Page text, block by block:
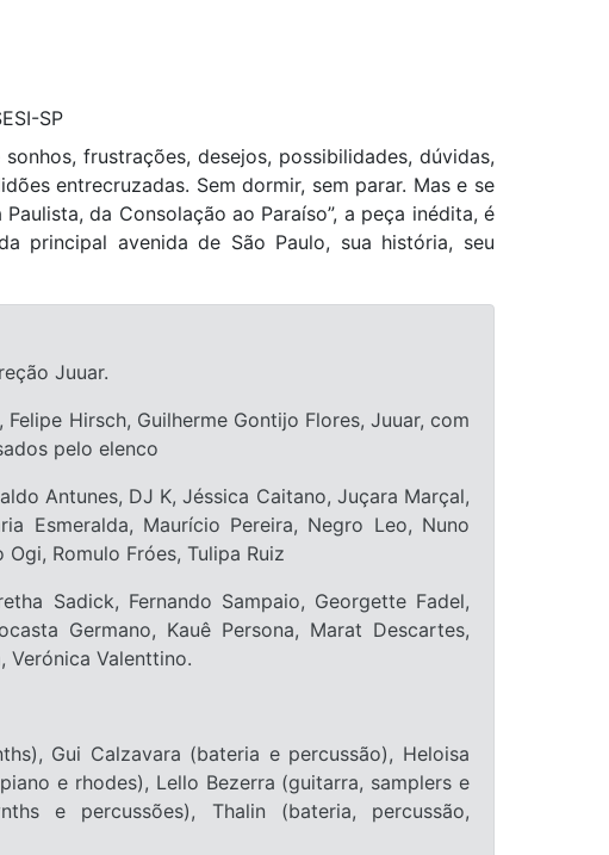
SP
frustrações, desejos, possibilidades, dúvidas,
entrecruzadas. Sem dormir, sem parar. Mas e se
da Consolação ao Paraíso”, a peça inédita, é
principal avenida de São Paulo, sua história, seu
Juuar.
Hirsch, Guilherme Gontijo Flores, Juuar, com
pelo elenco
Antunes, DJ K, Jéssica Caitano, Juçara Marçal,
Esmeralda, Maurício Pereira, Negro Leo, Nuno
Romulo Fróes, Tulipa Ruiz
Sadick, Fernando Sampaio, Georgette Fadel,
Germano, Kauê Persona, Marat Descartes,
Verónica Valenttino.
Gui Calzavara (bateria e percussão), Heloisa
e rhodes), Lello Bezerra (guitarra, samplers e
e percussões), Thalin (bateria, percussão,